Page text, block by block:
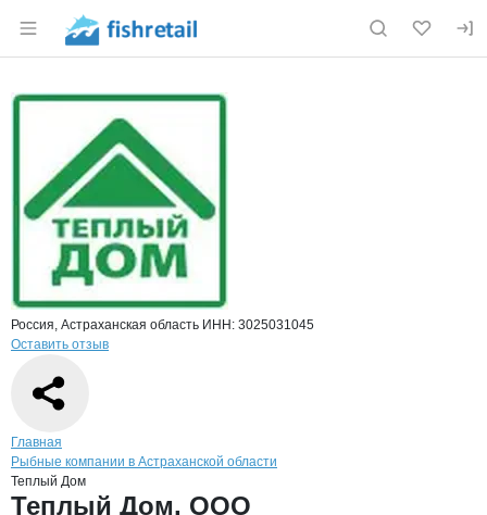
Раздел навигации по сайту fishretail.ru
Страница компании
Страница компанииТеплый Дом, ООО
Краткая информация о компании
Россия, Астраханская область ИНН: 3025031045
Оставить отзыв
Навигация по сайту
Главная
Рыбные компании в Астраханской области
Теплый Дом
Основная информация о компании
Теплый Дом, ООО